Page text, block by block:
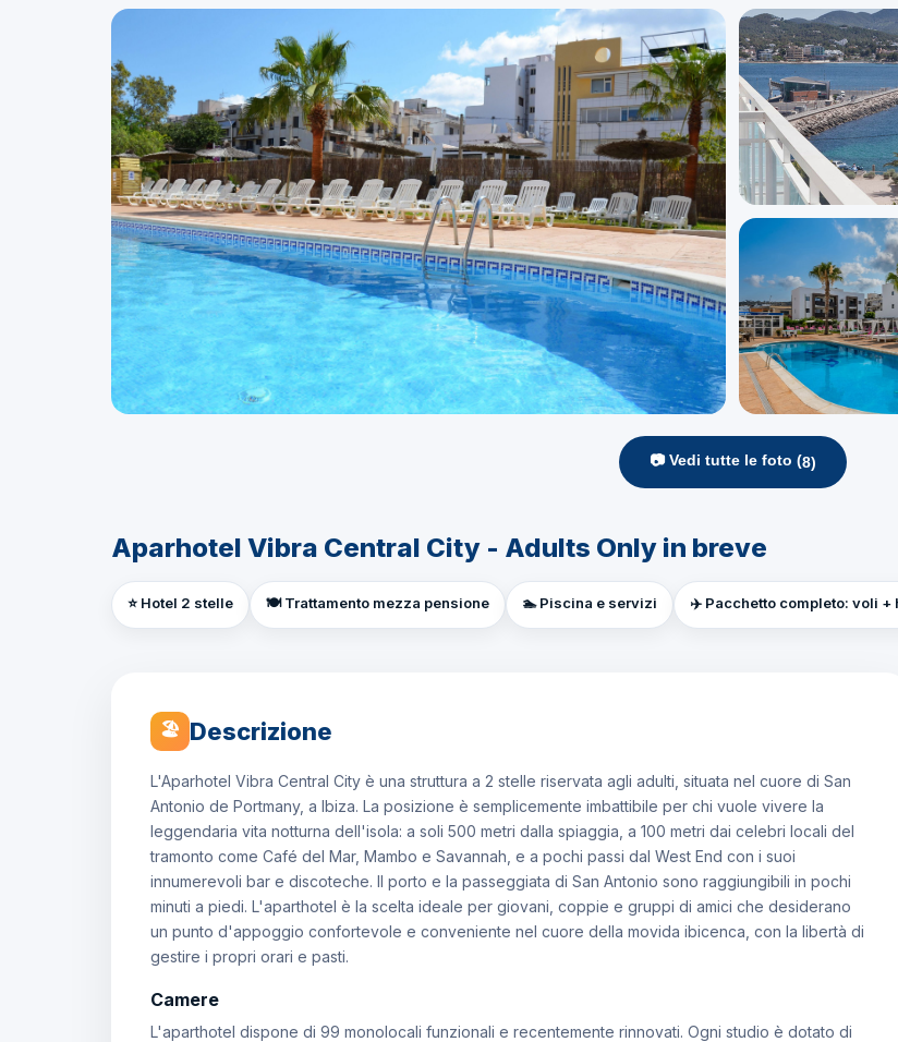
📷 Vedi tutte le foto (8)
Aparhotel Vibra Central City - Adults Only in breve
⭐ Hotel 2 stelle 🍽️ Trattamento mezza pensione 🏊 Piscina e servizi ✈️ Pacchetto completo: voli +
🏖 Descrizione
L'Aparhotel Vibra Central City è una struttura a 2 stelle riservata agli adulti, situata nel cuore di San
Antonio de Portmany, a Ibiza. La posizione è semplicemente imbattibile per chi vuole vivere la
leggendaria vita notturna dell'isola: a soli 500 metri dalla spiaggia, a 100 metri dai celebri locali del
tramonto come Café del Mar, Mambo e Savannah, e a pochi passi dal West End con i suoi
innumerevoli bar e discoteche. Il porto e la passeggiata di San Antonio sono raggiungibili in pochi
minuti a piedi. L'aparthotel è la scelta ideale per giovani, coppie e gruppi di amici che desiderano
un punto d'appoggio confortevole e conveniente nel cuore della movida ibicenca, con la libertà di
gestire i propri orari e pasti.
Camere
L'aparthotel dispone di 99 monolocali funzionali e recentemente rinnovati. Ogni studio è dotato di